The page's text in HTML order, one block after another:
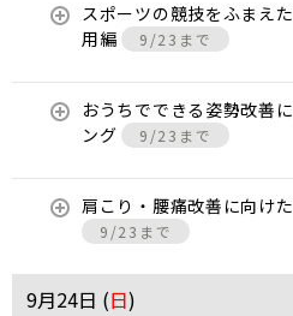
スポーツの競技をふまえ
用編
9/23まで
おうちでできる姿勢改善
ング
9/23まで
肩こり・腰痛改善に向け
9/23まで
9月24日 (日)